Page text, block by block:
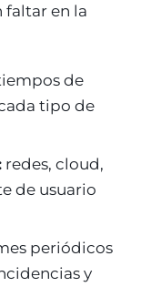
faltar en la
de
tipo de
redes, cloud,
de usuario
periódicos
y